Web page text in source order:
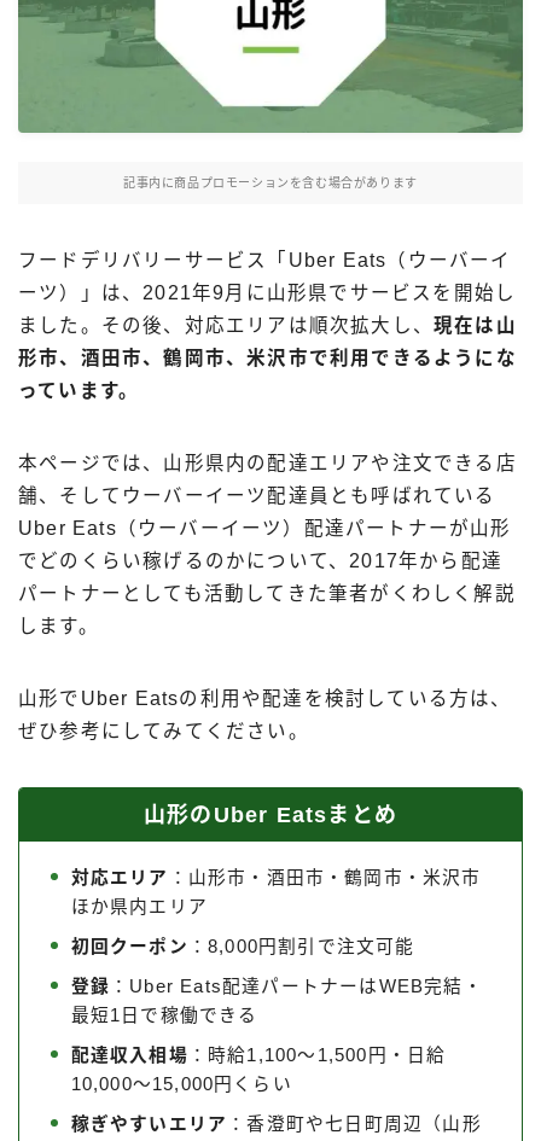
お得に注文する
Uber Eatsの注文ガイド
フードデリバリークーポン比較
飲食店として出店する
Uber Eats加盟店ガイド
出店店舗の取材記事
サービスから探す
Uber Eats
出前館
ロケットナウ
記事内に商品プロモーションを含む場合があります
フードデリバリーサービス「Uber Eats（ウーバーイ
ーツ）」は、2021年9月に山形県でサービスを開始し
ました。その後、対応エリアは順次拡大し、 現在は山
形市、酒田市、鶴岡市、米沢市で利用できるようにな
っています。
本ページでは、山形県内の配達エリアや注文できる店
舗、そしてウーバーイーツ配達員とも呼ばれている
Uber Eats（ウーバーイーツ）配達パートナーが山形
でどのくらい稼げるのかについて、2017年から配達
パートナーとしても活動してきた筆者がくわしく解説
します。
山形でUber Eatsの利用や配達を検討している方は、
ぜひ参考にしてみてください。
山形のUber Eatsまとめ
対応エリア ：山形市・酒田市・鶴岡市・米沢市
ほか県内エリア
初回クーポン ：8,000円割引で注文可能
登録 ：Uber Eats配達パートナーはWEB完結・
最短1日で稼働できる
配達収入相場 ：時給1,100〜1,500円・日給
10,000〜15,000円くらい
稼ぎやすいエリア ：香澄町や七日町周辺（山形